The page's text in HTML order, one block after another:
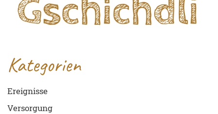
Kategorien
Ereignisse
Versorgung